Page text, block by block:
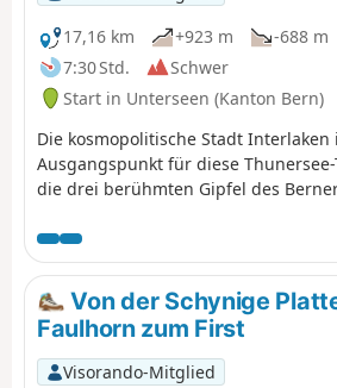
17,16 km
+923 m
-688 m
7:30 Std.
Schwer
Start in Unterseen (Kanton Bern)
Die kosmopolitische Stadt Interlaken
Ausgangspunkt für diese Thunersee-
die drei berühmten Gipfel des
schöne Strecke verläuft entlang des
Sie überblicken den See bei den
Saint Béat und wandern dann durch
Merligen. Sie genießen schöne
und auf tolle Gipfel wie das
Sigriswiler Rothorn.
Von der Schynige
Faulhorn zum First
Visorando-Mitglied